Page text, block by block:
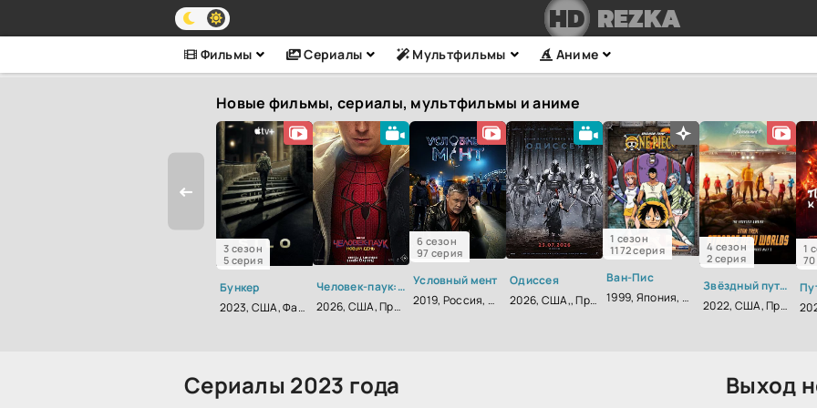
HDREZKA
Фильмы Сериалы Мультфильмы Аниме
Новые фильмы, сериалы, мультфильмы и аниме
3 сезон
5 серия
Бункер
2023, США, Фантастика, Триллер, Драма
Человек-паук: Новый день
2026, США, Приключения, Фантастика, Фэнтези, Боевик
6 сезон
97 серия
Условный мент
2019, Россия, Детектив
Одиссея
2026, США,, Приключения, Фэнтези, Боевик
1 сезон
1172 серия
Ван-Пис
1999, Япония, Приключения, Фэнтези, Комедия, Боевик, Зарубежный, Мелодрама, Драма
4 сезон
2 серия
Звёздный путь: Странные новые миры
2022, США, Приключения, Фантастика, Боевик
1
Сериалы 2023 года Выход